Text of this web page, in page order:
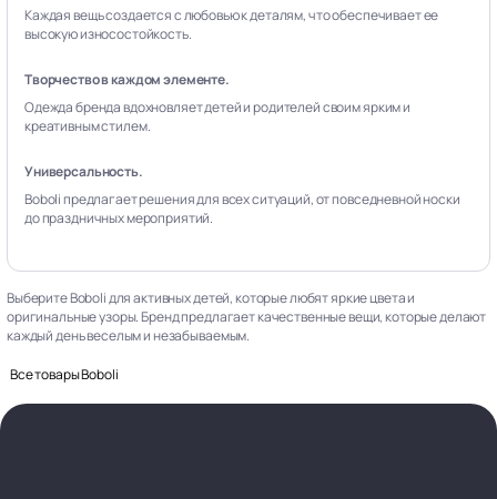
Каждая вещь создается с любовью к деталям, что обеспечивает ее
высокую износостойкость.
Творчество в каждом элементе.
Одежда бренда вдохновляет детей и родителей своим ярким и
креативным стилем.
Универсальность.
Boboli предлагает решения для всех ситуаций, от повседневной носки
до праздничных мероприятий.
Выберите Boboli для активных детей, которые любят яркие цвета и
оригинальные узоры. Бренд предлагает качественные вещи, которые делают
каждый день веселым и незабываемым.
Все товары Boboli